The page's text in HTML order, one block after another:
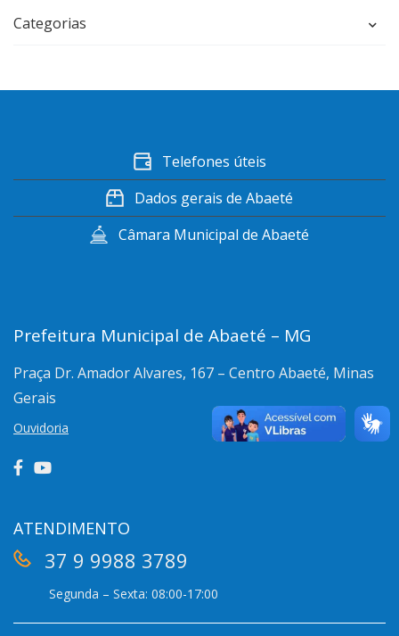
Categorias
Telefones úteis
Dados gerais de Abaeté
Câmara Municipal de Abaeté
Prefeitura Municipal de Abaeté – MG
Praça Dr. Amador Alvares, 167 – Centro Abaeté, Minas
Gerais
Ouvidoria
ATENDIMENTO
37 9 9988 3789
Segunda – Sexta: 08:00-17:00